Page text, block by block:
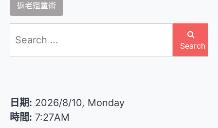
返老還童術
for:
Search
日期: 2026/8/10, Monday
時間: 7:27AM